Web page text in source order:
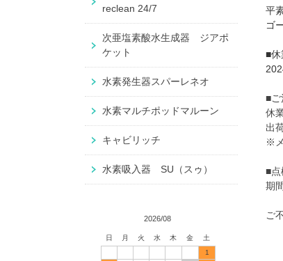
平
ゴ
■休
■ご
休
出
※
■点
期
ご
reclean 24/7
次亜塩素酸水生成器 ジアポ
ケット
水素発生器スパーレネオ
水素マルチポッドマルーン
キャビリッチ
水素吸入器 SU（スゥ）
2026/08
日 月 火 水 木 金
土
1